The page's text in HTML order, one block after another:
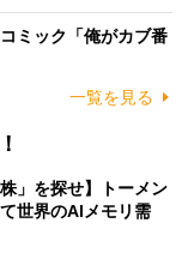
ミック「俺がカブ番
一覧を見る
」を探せ】トーメン
世界のAIメモリ需